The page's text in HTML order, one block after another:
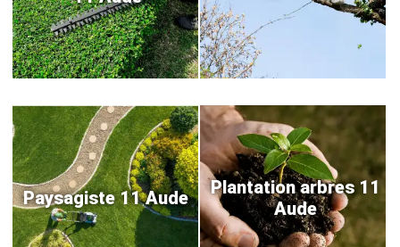
Paysagiste 11 Aude
Plantation arbres 11
Aude